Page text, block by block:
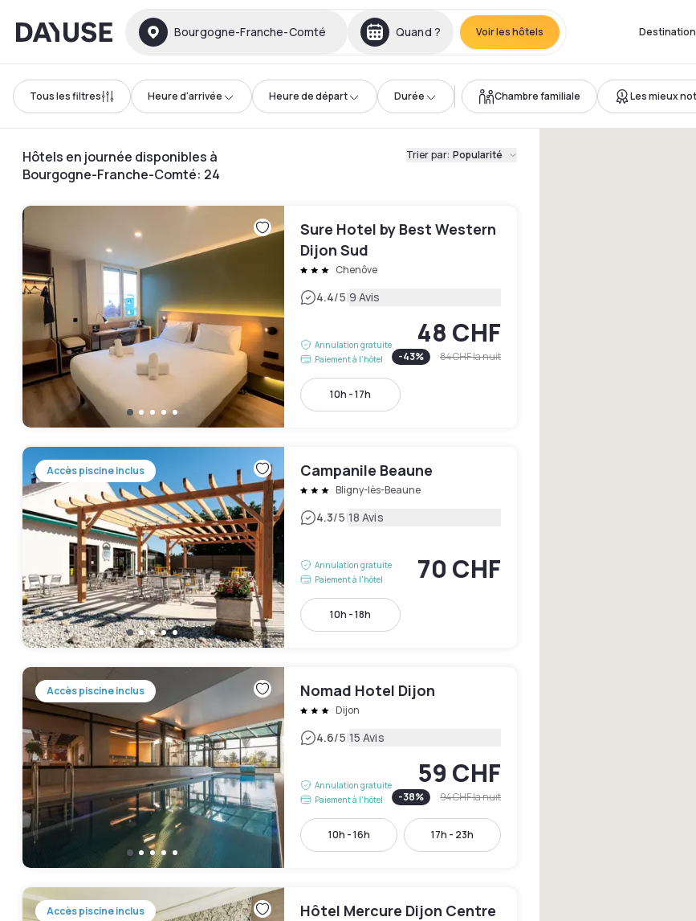
Dayuse Bourgogne-Franche-Comté Quand ? Voir les hôtels
Tous les filtres Heure d'arrivée Heure de départ Durée Chambre familiale Les mieux
Hôtels en journée disponibles à
Bourgogne-Franche-Comté: 24
Trier par: Popularité
Sure Hotel by Best Western
Dijon Sud
Chenôve
4.4/5|9 Avis
Annulation gratuite
Paiement à l'hôtel
48 CHF
-43% 84 CHFla nuit
10h - 17h
Accès piscine inclus Campanile Beaune
Bligny-lès-Beaune
4.3/5|18 Avis
Annulation gratuite
Paiement à l'hôtel
70 CHF
10h - 18h
Accès piscine inclus Nomad Hotel Dijon
Dijon
4.6/5|15 Avis
Annulation gratuite
Paiement à l'hôtel
59 CHF
-38% 94 CHFla nuit
10h - 16h 17h - 23h
Accès piscine inclus
Hôtel Mercure Dijon Centre